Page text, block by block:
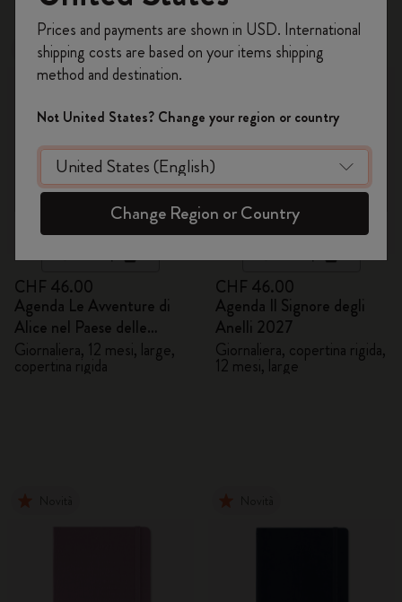
Novità
CHF 46.00
Agenda Le Avventure di
Alice nel Paese delle
Meraviglie 2027
Giornaliera, 12 mesi, large,
copertina rigida
Novità
CHF 46.00
Agenda Il Signore degli
Anelli 2027
Giornaliera, copertina rigida,
12 mesi, large
spedizione gratuita sul tuo primo ordine
usando il codiceWELCOME10.
Crea un account Moleskine per avere accesso
ad offerte, vantaggi e tanta ispirazione.
Registrati!
Prices and payments are shown in USD. International
shipping costs are based on your items shipping
method and destination.
Not United States? Change your region or country
Change Region or Country